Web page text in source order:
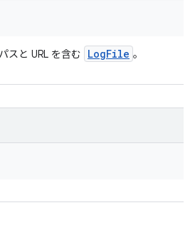
スと URL を含む LogFile 。